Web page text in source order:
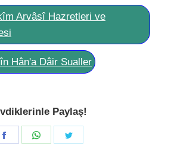
Arvâsî Hazretleri ve
Hân'a Dâir Sualler
Paylaş!
Share
Share